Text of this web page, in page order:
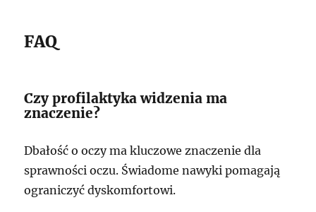
FAQ
Czy profilaktyka widzenia ma
znaczenie?
Dbałość o oczy ma kluczowe znaczenie dla
sprawności oczu. Świadome nawyki pomagają
ograniczyć dyskomfortowi.